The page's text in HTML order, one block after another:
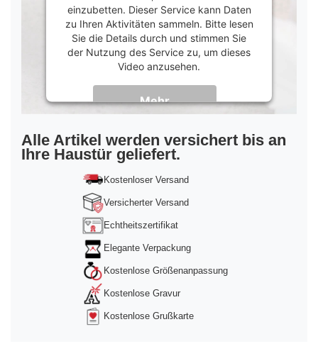
einzubetten. Dieser Service kann Daten
zu Ihren Aktivitäten sammeln. Bitte lesen
Sie die Details durch und stimmen Sie
der Nutzung des Service zu, um dieses
Video anzusehen.
Mehr
Informationen
Akzeptieren
powered byUsercentrics Consent
Management Platform&Trusted Shops
Alle Artikel werden versichert bis an
Ihre Haustür geliefert.
Kostenloser Versand
Versicherter Versand
Echtheitszertifikat
Elegante Verpackung
Kostenlose Größenanpassung
Kostenlose Gravur
Kostenlose Grußkarte